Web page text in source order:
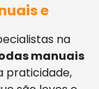
e
na
manuais
praticidade,